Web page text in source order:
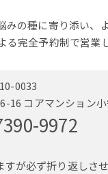
の種に寄り添い
完全予約制で営業
0033
16 コアマンション
9972
が必ず折り返しさ